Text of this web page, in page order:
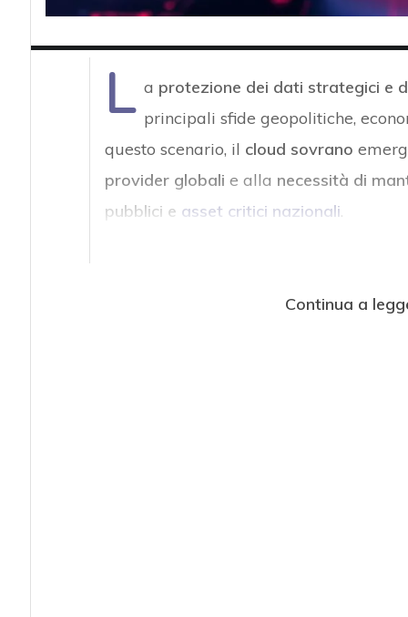
L a protezione dei dati strategici e
principali sfide geopolitiche,
questo scenario, il cloud sovrano
provider globali e alla necessità di
pubblici e asset critici nazionali.
Continua a